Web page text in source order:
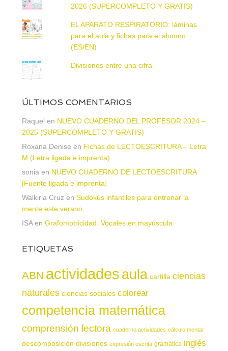
2026 (SUPERCOMPLETO Y GRATIS)
EL APARATO RESPIRATORIO: láminas
para el aula y fichas para el alumno
(ES/EN)
Divisiones entre una cifra
ÚLTIMOS COMENTARIOS
Raquel en NUEVO CUADERNO DEL PROFESOR 2024 –
2025 (SUPERCOMPLETO Y GRATIS)
Roxana Denise en Fichas de LECTOESCRITURA – Letra
M (Letra ligada e imprenta)
soniaen NUEVO CUADERNO DE LECTOESCRITURA
[Fuente ligada e imprenta]
Walkiria Cruzen Sudokus infantiles para entrenar la
mente este verano
ISAen Grafomotricidad. Vocales en mayúscula
ETIQUETAS
ABN actividadesaula cartilla ciencias
naturales ciencias sociales colorear
competencia matemática
comprensión lectora cuaderno actividades cálculo mental
descomposición divisiones expresión escrita gramática inglés